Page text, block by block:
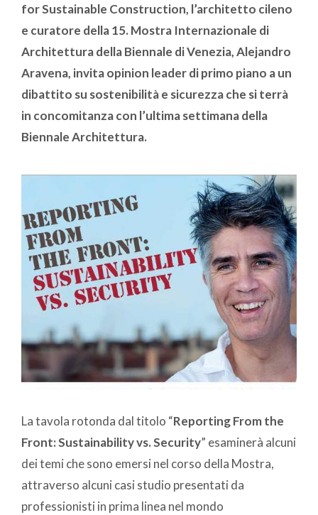
for Sustainable Construction, l’architetto cileno
e curatore della 15. Mostra Internazionale di
Architettura della Biennale di Venezia, Alejandro
Aravena, invita opinion leader di primo piano a un
dibattito su sostenibilità e sicurezza che si terrà
in concomitanza con l’ultima settimana della
Biennale Architettura.
La tavola rotonda dal titolo “Reporting From the
Front: Sustainability vs. Security” esaminerà alcuni
dei temi che sono emersi nel corso della Mostra,
attraverso alcuni casi studio presentati da
professionisti in prima linea nel mondo